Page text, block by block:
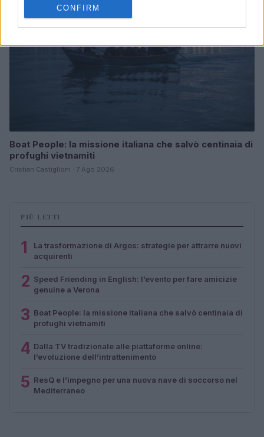
CONFIRM
Boat People: la missione italiana che salvò centinaia di
profughi vietnamiti
Cristian Castiglioni · 7 Ago 2026
PIÙ LETTI
1
La trasformazione di Argos: strategie per attrarre nuovi
acquirenti
2 Speed Friending in English: l’evento per fare amicizie
genuine a Verona
3 Boat People: la missione italiana che salvò centinaia di
profughi vietnamiti
4 Dalla TV tradizionale alle piattaforme online:
l’evoluzione dell’intrattenimento
5 ResQ e l’impegno per una nuova nave di soccorso nel
Mediterraneo